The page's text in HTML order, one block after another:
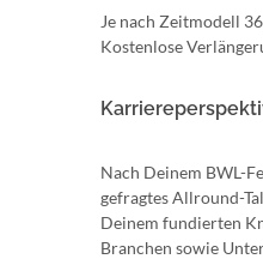
Je nach Zeitmodell
Kostenlose
Nach Deinem BWL-
gefragtes Allround-
Deinem fundierten
Branchen sowie